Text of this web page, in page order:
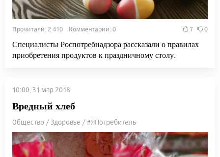
Прочитали: 2 410 Комментарии: 0 7 0
Специалисты Роспотребнадзора рассказали о правилах
приобретения продуктов к праздничному столу.
10:00, 31 мар 2018
Вредный хлеб
Общество / Здоровье / #ЯПотребитель